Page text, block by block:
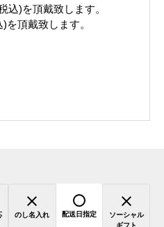
込)を頂戴致します。
を頂戴致します。
のし名入れ 配送日指定
ソーシャル